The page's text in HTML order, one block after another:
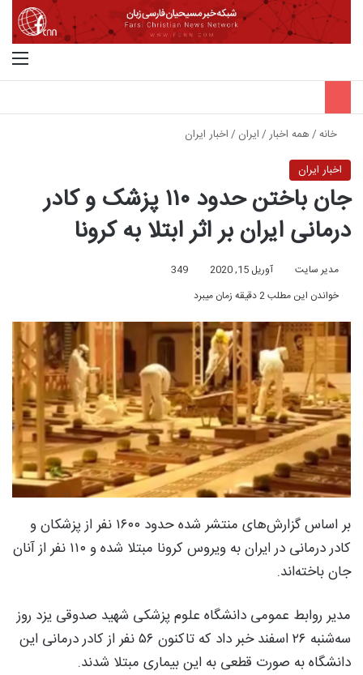
خانه/همه اخبار/ایران /اخبار ایران
اخبار ایران
جان باختن حدود ۱۱۰ پزشک و کادر
درمانی ایران بر اثر ابتلا به کرونا
مدیر سایت آوریل 15, 2020
349
خواندن این مطلب 2 دقیقه زمان میبرد
بر اساس گزارش‌های منتشر شده حدود ۱۶۰۰ نفر از پزشکان و
کادر درمانی در ایران به ویروس کرونا مبتلا شده و ۱۱۰ نفر از آنان
جان باخته‌اند.
مدیر روابط عمومی دانشگاه علوم پزشکی شهید صدوقی یزد روز
سه‌شنبه ۲۶ اسفند خبر داد که تاکنون ۵۶ نفر از کادر درمانی این
دانشگاه به صورت قطعی به این بیماری مبتلا شدند.